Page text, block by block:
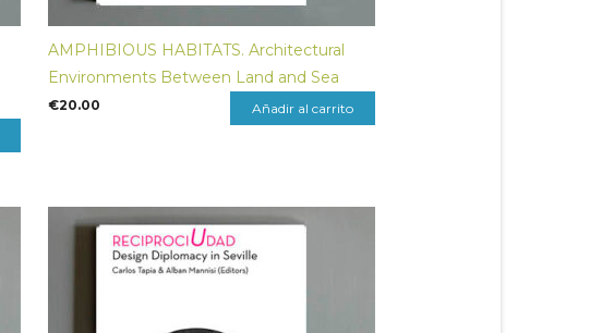
AMPHIBIOUS HABITATS. Architectural
Environments Between Land and Sea
€20.00 Añadir al carrito